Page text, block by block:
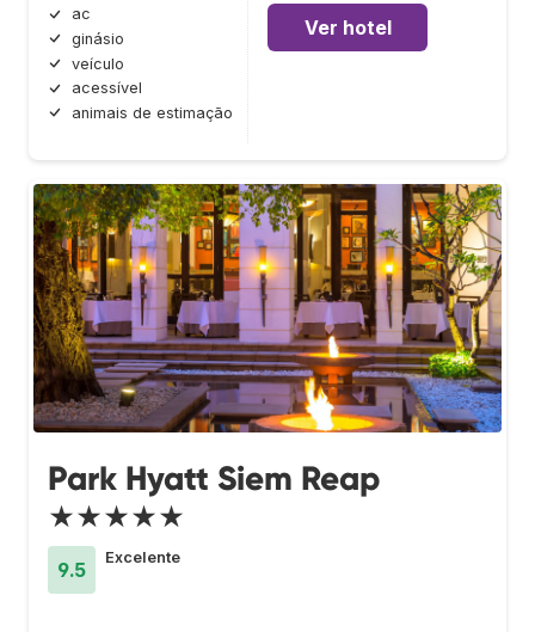
ac
ginásio
veículo
acessível
animais de estimação
Ver hotel
Park Hyatt Siem Reap
★★★★★
9.5
Excelente